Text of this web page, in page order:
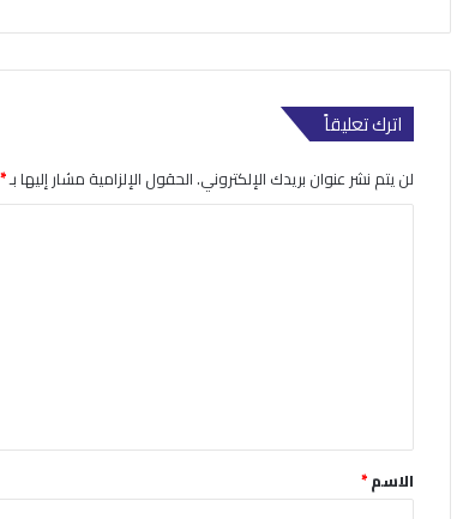
اترك تعليقاً
لن يتم نشر عنوان بريدك الإلكتروني.الحقول الإلزامية مشار إليها بـ*
*الاسم*